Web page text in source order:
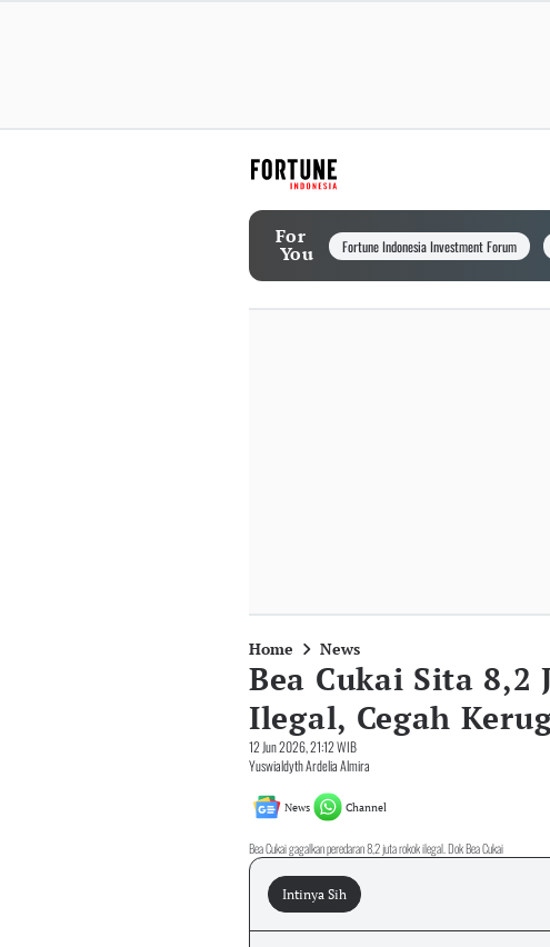
For
You Fortune Indonesia Investment Forum
Home News
Bea Cukai Sita 8,2
Ilegal, Cegah
12 Jun 2026, 21:12 WIB
Yuswialdyth Ardelia Almira
News Channel
Bea Cukai gagalkan peredaran 8,2 juta rokok ilegal. Dok Bea Cukai
Intinya Sih